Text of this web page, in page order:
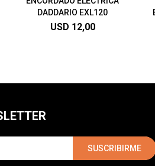
DADDARIO EXL120
USD 12,00
SUSCRIBIRME